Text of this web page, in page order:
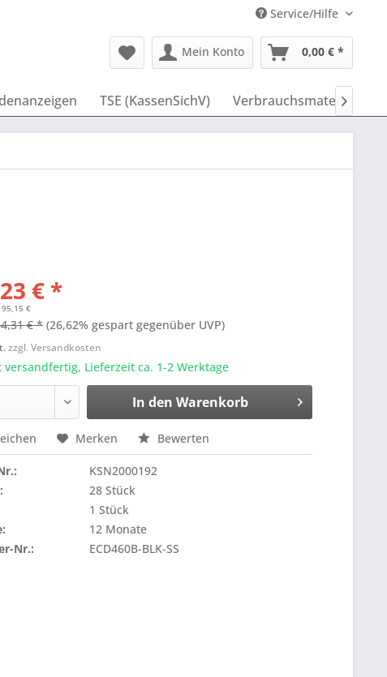
Service/Hilfe
Mein Konto 0,00 € *
TSE (KassenSichV) Verbrauchsmaterial

€ *
€
€ * (26,62% gespart gegenüber UVP)
zzgl. Versandkosten
versandfertig, Lieferzeit ca. 1-2 Werktage
In den Warenkorb
Merken Bewerten
KSN2000192
28 Stück
1 Stück
12 Monate
Nr.:
ECD460B-BLK-SS